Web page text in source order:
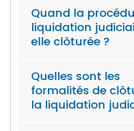
Quand la
liquidation
elle clôturée ?
Quelles sont les
formalités de
la liquidation